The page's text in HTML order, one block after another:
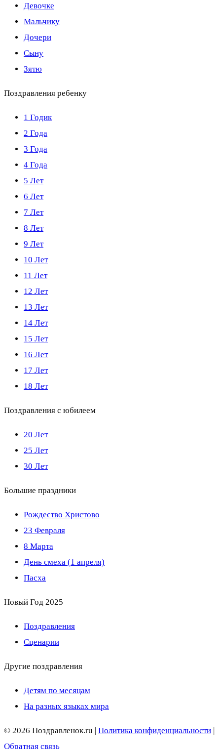
Девочке
Мальчику
Дочери
Сыну
Зятю
Поздравления ребенку
1 Годик
2 Года
3 Года
4 Года
5 Лет
6 Лет
7 Лет
8 Лет
9 Лет
10 Лет
11 Лет
12 Лет
13 Лет
14 Лет
15 Лет
16 Лет
17 Лет
18 Лет
Поздравления с юбилеем
20 Лет
25 Лет
30 Лет
Большие праздники
Рождество Христово
23 Февраля
8 Марта
День смеха (1 апреля)
Пасха
Новый Год 2025
Поздравления
Сценарии
Другие поздравления
Детям по месяцам
На разных языках мира
© 2026 Поздравленок.ru | Политика конфиденциальности |
Обратная связь